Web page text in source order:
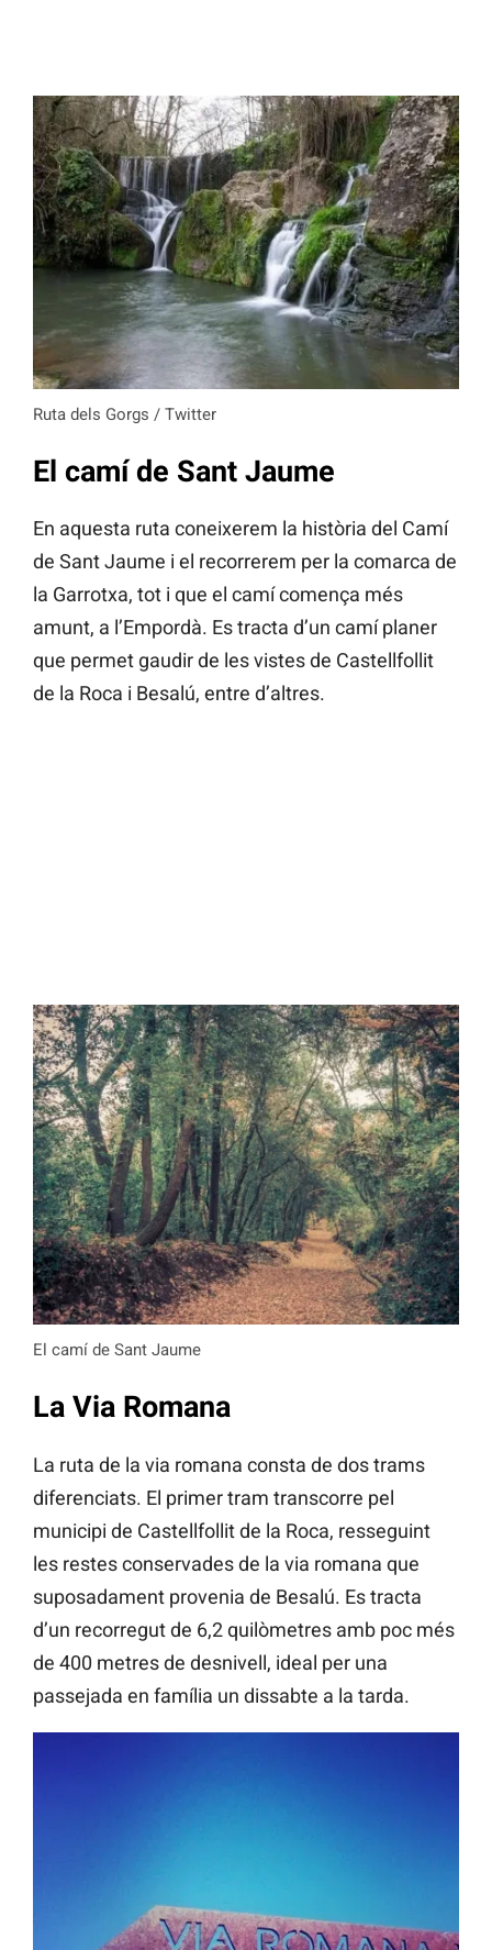
Ruta dels Gorgs / Twitter
El camí de Sant Jaume
En aquesta ruta coneixerem la història del Camí
de Sant Jaume i el recorrerem per la comarca de
la Garrotxa, tot i que el camí comença més
amunt, a l’Empordà. Es tracta d’un camí planer
que permet gaudir de les vistes de Castellfollit
de la Roca i Besalú, entre d’altres.
El camí de Sant Jaume
La Via Romana
La ruta de la via romana consta de dos trams
diferenciats. El primer tram transcorre pel
municipi de Castellfollit de la Roca, resseguint
les restes conservades de la via romana que
suposadament provenia de Besalú. Es tracta
d’un recorregut de 6,2 quilòmetres amb poc més
de 400 metres de desnivell, ideal per una
passejada en família un dissabte a la tarda.